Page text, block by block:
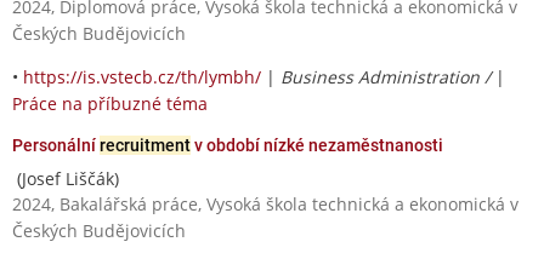
2024, Diplomová práce, Vysoká škola technická a ekonomická v
Českých Budějovicích
• https://is.vstecb.cz/th/lymbh/ | Business Administration / |
Práce na příbuzné téma
Personálnírecruitmentv období nízké nezaměstnanosti
(Josef Liščák)
2024, Bakalářská práce, Vysoká škola technická a ekonomická v
Českých Budějovicích